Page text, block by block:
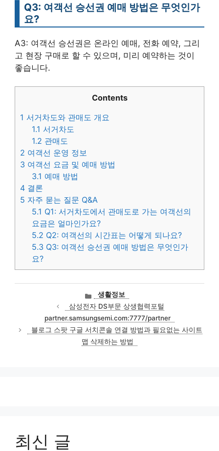
Q3: 여객선 승선권 예매 방법은 무엇인가
요?
A3: 여객선 승선권은 온라인 예매, 전화 예약, 그리
고 현장 구매로 할 수 있으며, 미리 예약하는 것이
좋습니다.
Contents
1 서거차도와 관매도 개요
1.1 서거차도
1.2 관매도
2 여객선 운영 정보
3 여객선 요금 및 예매 방법
3.1 예매 방법
4 결론
5 자주 묻는 질문 Q&A
5.1 Q1: 서거차도에서 관매도로 가는 여객선의
요금은 얼마인가요?
5.2 Q2: 여객선의 시간표는 어떻게 되나요?
5.3 Q3: 여객선 승선권 예매 방법은 무엇인가
요?
카
테
고
리
생활정보
삼성전자 DS부문 상생협력포털
partner.samsungsemi.com:7777/partner
블로그 스팟 구글 서치콘솔 연결 방법과 필요없는 사이트
맵 삭제하는 방법
최신 글